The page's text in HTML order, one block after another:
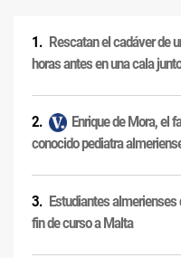
Rescatan el cadáver de
horas antes en una cala
Enrique de Mora, el
conocido pediatra
Estudiantes
fin de curso a Malta